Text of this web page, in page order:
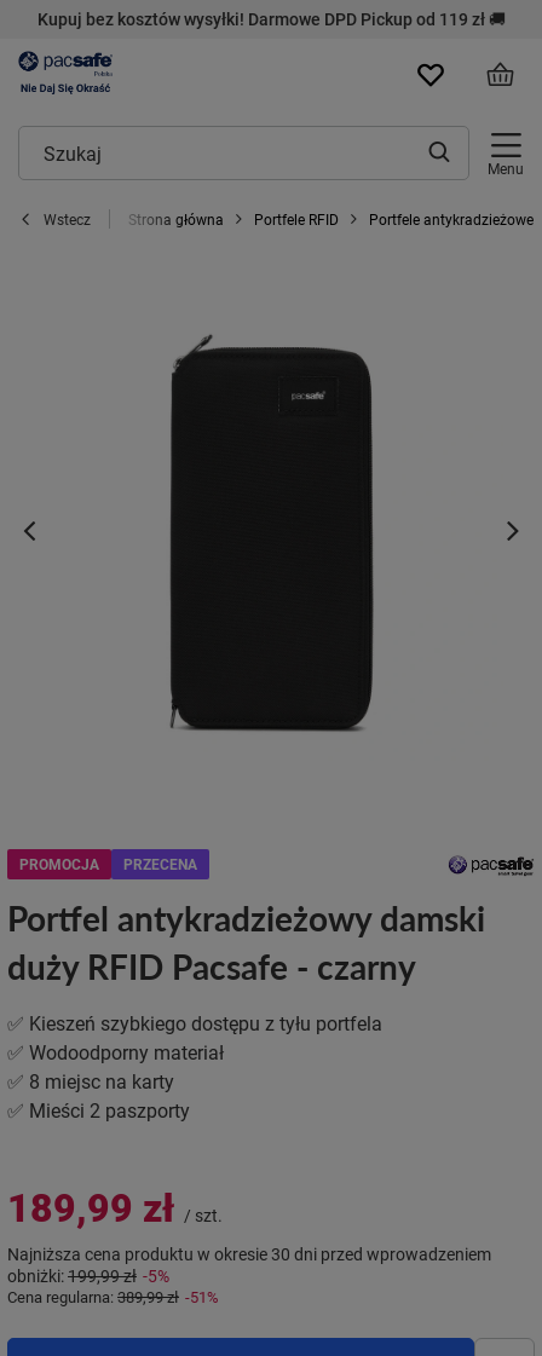
Kupuj bez kosztów wysyłki! Darmowe DPD Pickup od 119 zł 🚚
Menu
Wstecz Strona główna Portfele RFID Portfele antykradzieżowe
PROMOCJA PRZECENA
Portfel antykradzieżowy damski
duży RFID Pacsafe - czarny
✅ Kieszeń szybkiego dostępu z tyłu portfela
✅ Wodoodporny materiał
✅ 8 miejsc na karty
✅ Mieści 2 paszporty
189,99 zł / szt.
Najniższa cena produktu w okresie 30 dni przed wprowadzeniem
obniżki:199,99 zł -5%
Cena regularna: 389,99 zł -51%